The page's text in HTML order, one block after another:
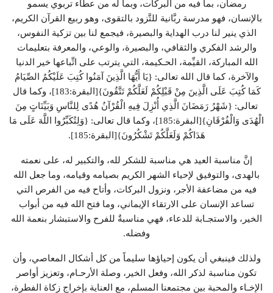
رمضان، بما فيه من البركات، وبما له من عطاء تربوي يسمو
بالإنسان، فهو مدرسة ربَّانية للتَّزود بالتقوى، وهو ربيع القرآن الكريم،
الذي ينير لنا درب الهداية والبصيرة، فيجمع لنا بين تزكية النفوس،
والرشد الفكري والثقافي، والبصيرة، والوعي، والمعرفة بتعليمات
الله المباركة، القيِّمة، الحـكيمة، التي يترتب على اتِّباعها خير الدنيا
والآخرة، كما قال الله تعالى: {يَا أَيُّهَا الَّذِينَ آمَنُوا كُتِبَ عَلَيْكُمُ الصِّيَامُ
كَمَا كُتِبَ عَلَى الَّذِينَ مِنْ قَبْلِكُمْ لَعَلَّكُمْ تَتَّقُونَ}[البقرة:183]، وكما قال
تعالى: {شَهْرُ رَمَضَانَ الَّذِي أُنْزِلَ فِيهِ الْقُرْآنُ هُدًى لِلنَّاسِ وَبَيِّنَاتٍ مِنَ
الْهُدَى وَالْفُرْقَانِ}[البقرة:185]، وكما قال تعالى: {وَلِتُكَبِّرُوا اللَّهَ عَلَى مَا
هَدَاكُمْ وَلَعَلَّكُمْ تَشْكُرُونَ}[البقرة:185].
إنَّ مناسبة العيد هي مناسبة للشكر لله، والتكبير له، على نعمته
بالهدى، والتوفيق لإحياء الشهر الكريم بصيامه وقيامه، وما جعل الله
فيه من مضاعفة الأجر، ونزول البركات، وأتاح فيه من الفرص التي
تساعد الإنسان على الارتقاء الإيماني، وما فتح الله فيه من أبواب
الخير، والاستجـابة للدعاء، فهي مناسبةٌ للفرح والاستبشار بنعمة الله
وفضله.
ولذلك فينبغي أن يكون إحياؤها سليماً من كل أشكال المعاصي، وأن
تكون مناسبة لذكر الله، وفعل الخير، وصلة الأرحـام، وتعزيز أواصر
الإخـاء والمحبة بين مجتمعنا المسلم، مع العناية بإخراج زكاة الفطرة،